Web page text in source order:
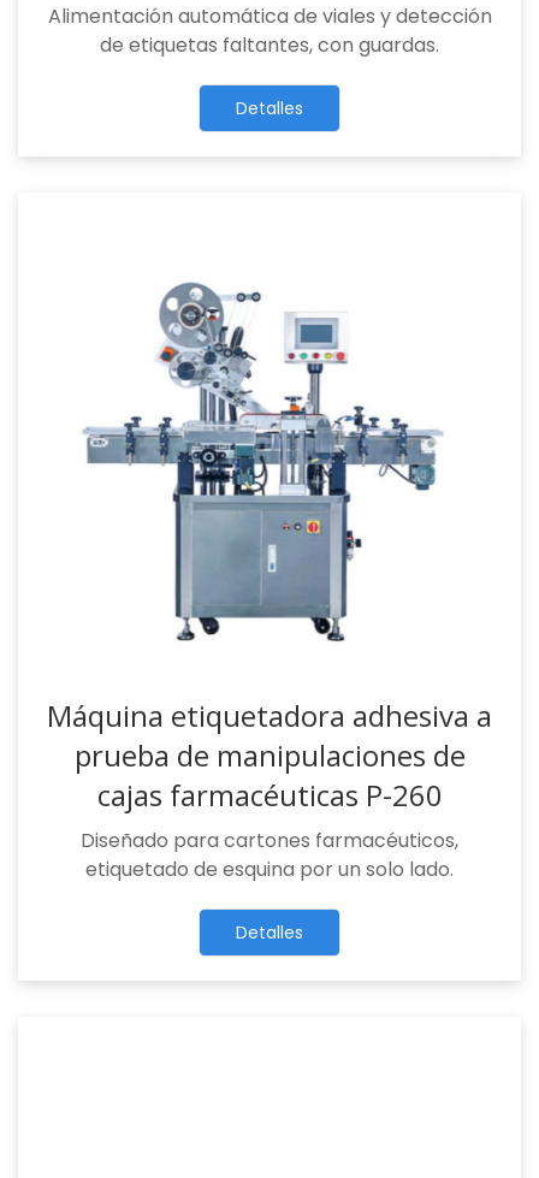
Alimentación automática de viales y detección
de etiquetas faltantes, con guardas.
Detalles
Máquina etiquetadora adhesiva a
prueba de manipulaciones de
cajas farmacéuticas P-260
Diseñado para cartones farmacéuticos,
etiquetado de esquina por un solo lado.
Detalles